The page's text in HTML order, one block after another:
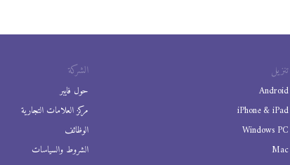
الشركة
حول فايبر
مركز العلامات التجارية
الوظائف
الشروط والسياسات
تنزيل
Android
iPhone & iPad
Windows PC
Mac